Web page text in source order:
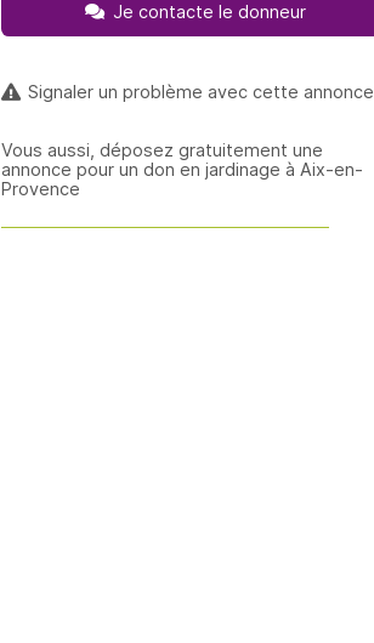
Je contacte le donneur
Signaler un problème avec cette annonce
Vous aussi, déposez gratuitement une
annonce pour un don en jardinage à Aix-en-
Provence